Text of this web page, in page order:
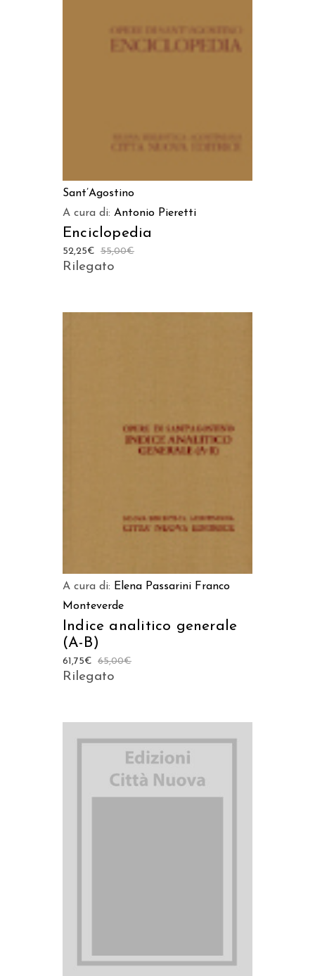
AGGIUNGI AL CARRELLO
Sant’Agostino
A cura di: Antonio Pieretti
Enciclopedia
55,00€
52,25€
Rilegato
AGGIUNGI AL CARRELLO
A cura di: Elena Passarini Franco
Monteverde
Indice analitico generale
(A-B)
65,00€
61,75€
Rilegato